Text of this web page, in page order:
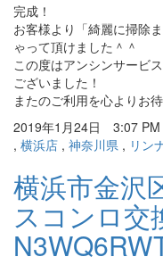
完成！
お客様より「綺麗に掃除
ゃって頂けました＾＾
この度はアンシンサービ
ございました！
またのご利用を心よりお
2019年1月24日 3:07 PM
, 横浜店 , 神奈川県 , リン
横浜市金沢
スコンロ交